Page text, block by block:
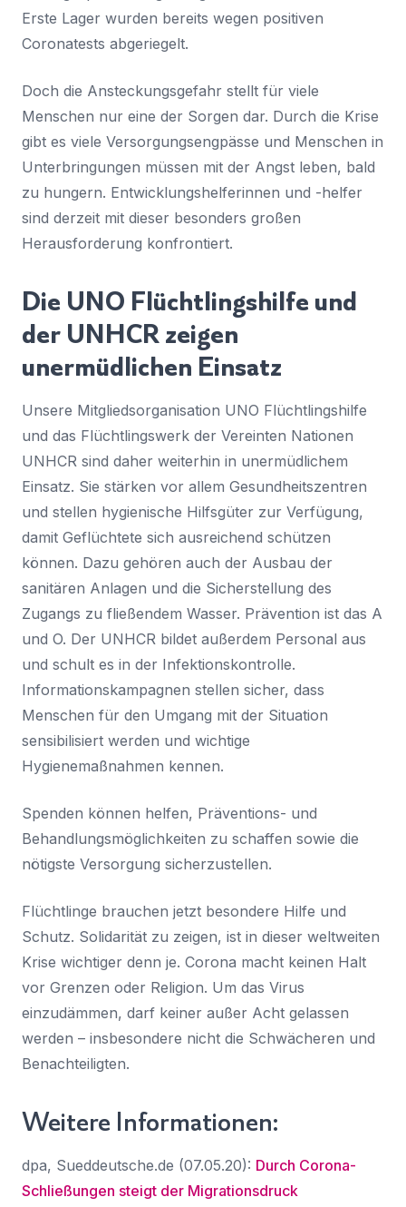
Erste Lager wurden bereits wegen positiven
Coronatests abgeriegelt.
Doch die Ansteckungsgefahr stellt für viele
Menschen nur eine der Sorgen dar. Durch die Krise
gibt es viele Versorgungsengpässe und Menschen in
Unterbringungen müssen mit der Angst leben, bald
zu hungern. Entwicklungshelferinnen und -helfer
sind derzeit mit dieser besonders großen
Herausforderung konfrontiert.
Die UNO Flüchtlingshilfe und
der UNHCR zeigen
unermüdlichen Einsatz
Unsere Mitgliedsorganisation UNO Flüchtlingshilfe
und das Flüchtlingswerk der Vereinten Nationen
UNHCR sind daher weiterhin in unermüdlichem
Einsatz. Sie stärken vor allem Gesundheitszentren
und stellen hygienische Hilfsgüter zur Verfügung,
damit Geflüchtete sich ausreichend schützen
können. Dazu gehören auch der Ausbau der
sanitären Anlagen und die Sicherstellung des
Zugangs zu fließendem Wasser. Prävention ist das A
und O. Der UNHCR bildet außerdem Personal aus
und schult es in der Infektionskontrolle.
Informationskampagnen stellen sicher, dass
Menschen für den Umgang mit der Situation
sensibilisiert werden und wichtige
Hygienemaßnahmen kennen.
Spenden können helfen, Präventions- und
Behandlungsmöglichkeiten zu schaffen sowie die
nötigste Versorgung sicherzustellen.
Flüchtlinge brauchen jetzt besondere Hilfe und
Schutz. Solidarität zu zeigen, ist in dieser weltweiten
Krise wichtiger denn je. Corona macht keinen Halt
vor Grenzen oder Religion. Um das Virus
einzudämmen, darf keiner außer Acht gelassen
werden – insbesondere nicht die Schwächeren und
Benachteiligten.
Weitere Informationen:
dpa, Sueddeutsche.de (07.05.20): Durch Corona-
Schließungen steigt der Migrationsdruck